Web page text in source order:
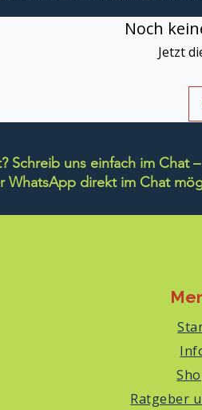
Noch
Jetzt
Schreib uns einfach im Chat
WhatsApp direkt im Chat
Ratgeber